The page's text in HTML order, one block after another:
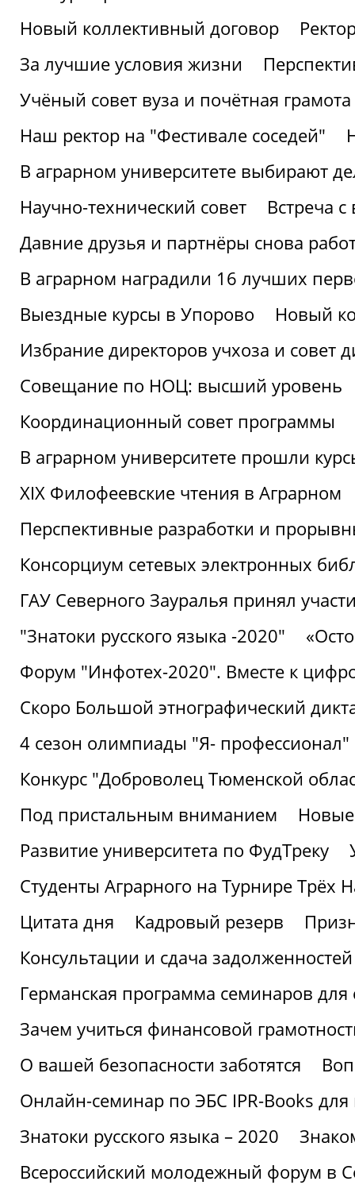
Новый коллективный договор
За лучшие условия жизни
Учёный совет вуза и почётная
Наш ректор на "Фестивале соседей"
В аграрном университете выбирают
Научно-технический совет
Встреча
Давние друзья и партнёры снова
В аграрном наградили 16 лучших
Выездные курсы в Упорово
Новый
Избрание директоров учхоза и совет
Совещание по НОЦ: высший уровень
Координационный совет программы
В аграрном университете прошли
XIX Филофеевские чтения в Аграрном
Перспективные разработки и
Консорциум сетевых электронных
ГАУ Северного Зауралья принял
"Знатоки русского языка -2020"
Форум "Инфотех-2020". Вместе к
Скоро Большой этнографический
4 сезон олимпиады "Я- профессионал"
Конкурс "Доброволец Тюменской
Под пристальным вниманием
Развитие университета по ФудТреку
Студенты Аграрного на Турнире Трёх
Цитата дня
Кадровый резерв
Консультации и сдача
Германская программа семинаров для
Зачем учиться финансовой
О вашей безопасности заботятся
Онлайн-семинар по ЭБС IPR-Books для
Знатоки русского языка – 2020
Всероссийский молодежный форум в